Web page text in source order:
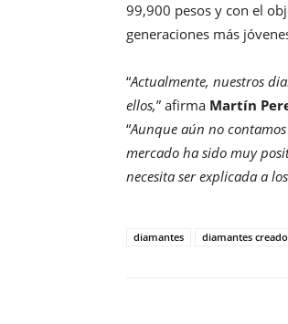
99,900 pesos y con el
generaciones más
“Actualmente, nuestros
ellos,” afirma Martín
“Aunque aún no
mercado ha sido muy
necesita ser explicada a
diamantes diamantes